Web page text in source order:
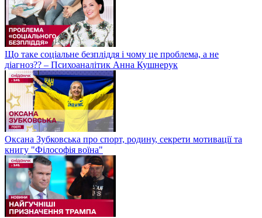
Що таке соціальне безпліддя і чому це проблема, а не
діагноз?? – Психоаналітик Анна Кушнерук
Оксана Зубковська про спорт, родину, секрети мотивації та
книгу "Філософія воїна"